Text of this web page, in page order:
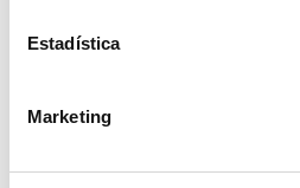
Estadística
Marketing